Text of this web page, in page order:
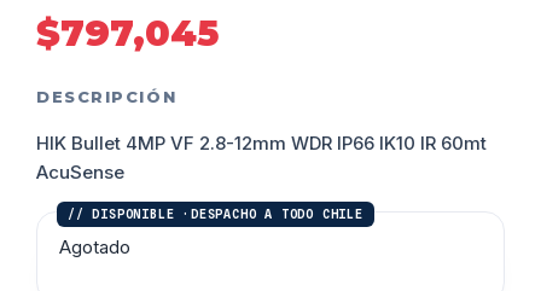
$797,045
DESCRIPCIÓN
HIK Bullet 4MP VF 2.8-12mm WDR IP66 IK10 IR 60mt
AcuSense
Agotado